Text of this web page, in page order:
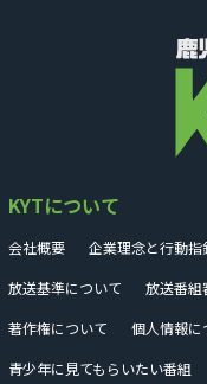
KYTについて
会社概要 企業理念と行動指
放送基準について
放送番組
著作権について
個人情報に
青少年に見てもらいたい番組